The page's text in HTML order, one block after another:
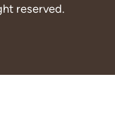
reserved.